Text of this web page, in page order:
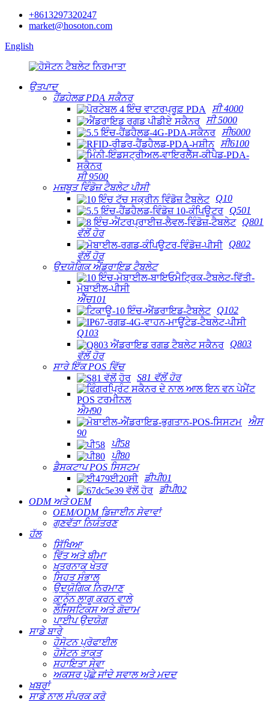
+8613297320247
market@hosoton.com
English
ਉਤਪਾਦ
ਹੈਂਡਹੇਲਡ PDA ਸਕੈਨਰ
ਸੀ 4000
ਸੀ 5000
ਸੀ6000
ਸੀ6100
ਸੀ 9500
ਮਜ਼ਬੂਤ ​​ਵਿੰਡੋਜ਼ ਟੈਬਲੇਟ ਪੀਸੀ
Q10
Q501
Q801
ਵੱਲੋਂ ਹੋਰ
Q802
ਵੱਲੋਂ ਹੋਰ
ਉਦਯੋਗਿਕ ਐਂਡਰਾਇਡ ਟੈਬਲੇਟ
ਐੱਚ101
Q102
Q103
Q803
ਵੱਲੋਂ ਹੋਰ
ਸਾਰੇ ਇੱਕ POS ਵਿੱਚ
S81 ਵੱਲੋਂ ਹੋਰ
ਐਮ90
ਐਸ
90
ਪੀ58
ਪੀ80
ਡੈਸਕਟਾਪ POS ਸਿਸਟਮ
ਡੀਪੀ01
ਡੀਪੀ02
ODM ਅਤੇ OEM
OEM/ODM ਡਿਜ਼ਾਈਨ ਸੇਵਾਵਾਂ
ਗੁਣਵੱਤਾ ਨਿਯੰਤਰਣ
ਹੱਲ
ਸਿੱਖਿਆ
ਵਿੱਤ ਅਤੇ ਬੀਮਾ
ਖ਼ਤਰਨਾਕ ਖੇਤਰ
ਸਿਹਤ ਸੰਭਾਲ
ਉਦਯੋਗਿਕ ਨਿਰਮਾਣ
ਕਾਨੂੰਨ ਲਾਗੂ ਕਰਨ ਵਾਲੇ
ਲੌਜਿਸਟਿਕਸ ਅਤੇ ਗੋਦਾਮ
ਪਾਈਪ ਉਦਯੋਗ
ਸਾਡੇ ਬਾਰੇ
ਹੋਸੋਟਨ ਪ੍ਰੋਫਾਈਲ
ਹੋਸੋਟਨ ਤਾਕਤ
ਸਹਾਇਤਾ ਸੇਵਾ
ਅਕਸਰ ਪੁੱਛੇ ਜਾਂਦੇ ਸਵਾਲ ਅਤੇ ਮਦਦ
ਖ਼ਬਰਾਂ
ਸਾਡੇ ਨਾਲ ਸੰਪਰਕ ਕਰੋ